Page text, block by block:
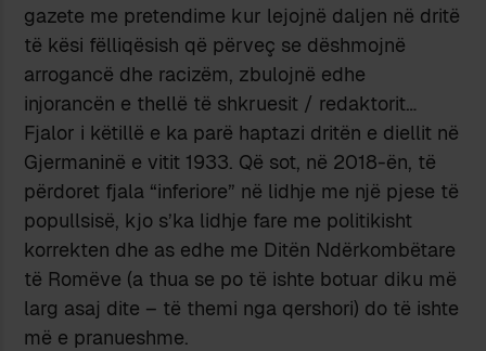
gazete me pretendime kur lejojnë daljen në dritë
të kësi fëlliqësish që përveç se dëshmojnë
arrogancë dhe racizëm, zbulojnë edhe
injorancën e thellë të shkruesit / redaktorit…
Fjalor i këtillë e ka parë haptazi dritën e diellit në
Gjermaninë e vitit 1933. Që sot, në 2018-ën, të
përdoret fjala “inferiore” në lidhje me një pjese të
popullsisë, kjo s’ka lidhje fare me politikisht
korrekten dhe as edhe me Ditën Ndërkombëtare
të Romëve (a thua se po të ishte botuar diku më
larg asaj dite – të themi nga qershori) do të ishte
më e pranueshme.